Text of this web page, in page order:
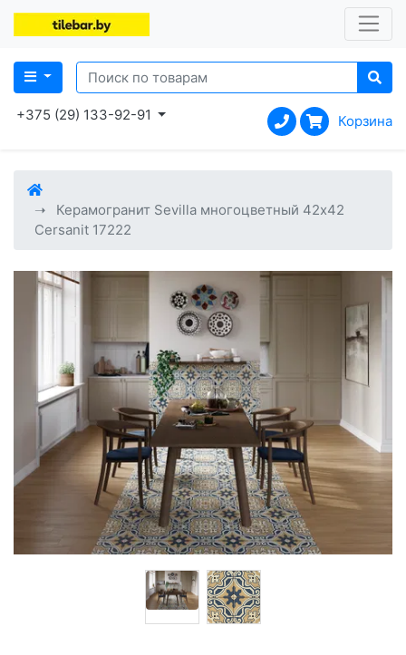
+375 (29) 133-92-91 Корзина
Керамогранит Sevilla многоцветный 42x42
Cersanit 17222